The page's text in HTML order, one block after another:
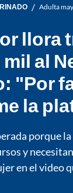
/ Adulta
llora
al
"Por
la
porque
y
en el video